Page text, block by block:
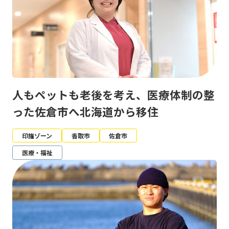
人もペットも老後を考え、医療体制の整
った佐倉市へ北海道から移住
印旛ゾーン 香取市
佐倉市
医療・福祉